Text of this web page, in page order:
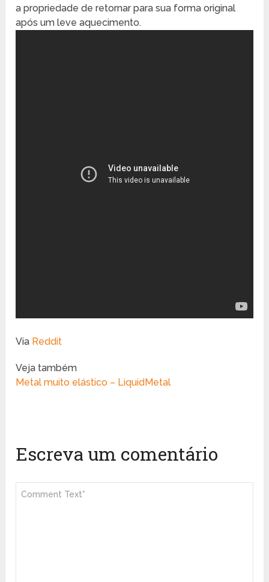
a propriedade de retornar para sua forma original
após um leve aquecimento.
Via Reddit
Veja também
Metal muito elástico – LiquidMetal
Escreva um comentário